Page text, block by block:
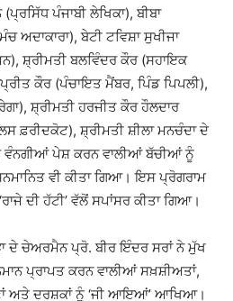
ਪੰਜਾਬੀ ਲੇਖਿਕਾ), ਬੀਬਾ
ਅਦਾਕਾਰਾ), ਬੇਟੀ ਟਵਿਸ਼ਾ ਸੁਖੀਜਾ
ਸ਼੍ਰੀਮਤੀ ਬਲਵਿੰਦਰ ਕੌਰ (ਸਹਾਇਕ
ਕੌਰ (ਪੰਚਾਇਤ ਮੈਂਬਰ, ਪਿੰਡ ਪਿਪਲੀ),
ਸ਼੍ਰੀਮਤੀ ਹਰਜੀਤ ਕੌਰ ਹੌਲਦਾਰ
ਫ਼ਰੀਦਕੋਟ), ਸ਼੍ਰੀਮਤੀ ਸ਼ੀਲਾ ਮਨਚੰਦਾ ਦੇ
ਵੰਨਗੀਆਂ ਪੇਸ਼ ਕਰਨ ਵਾਲੀਆਂ ਬੱਚੀਆਂ ਨੂੰ
ਵੀ ਕੀਤਾ ਗਿਆ। ਇਸ ਪ੍ਰੋਗਰਾਮ
ਦੀ ਹੱਟੀ’ ਵੱਲੋਂ ਸਪਾਂਸਰ ਕੀਤਾ ਗਿਆ।
ਦੇ ਚੇਅਰਮੈਨ ਪ੍ਰੋ. ਬੀਰ ਇੰਦਰ ਸਰਾਂ ਨੇ ਮੁੱਖ
ਪ੍ਰਾਪਤ ਕਰਨ ਵਾਲੀਆਂ ਸਖ਼ਸ਼ੀਅਤਾਂ,
ਅਤੇ ਦਰਸ਼ਕਾਂ ਨੂੰ ‘ਜੀ ਆਇਆਂ’ ਆਖਿਆ।